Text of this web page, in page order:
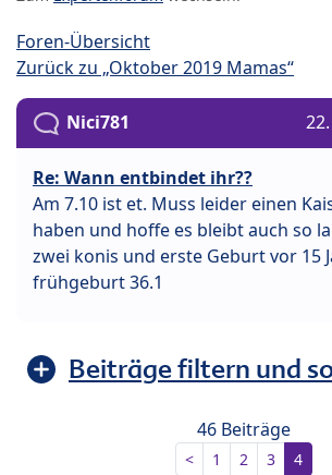
Foren-Übersicht
Zurück zu „Oktober 2019 Mamas“
Nici781
Re: Wann entbindet ihr??
Am 7.10 ist et. Muss leider einen
haben und hoffe es bleibt auch so
zwei konis und erste Geburt vor 15
frühgeburt 36.1
Beiträge filtern und
46 Beiträge
< 1 2 3 4